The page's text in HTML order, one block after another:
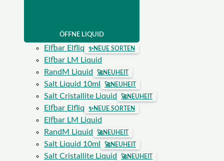
ÖFFNE LIQUID
Elfbar Elfliq ✨NEUE SORTEN
Elfbar LM Liquid
RandM Liquid
🚀NEUHEIT
Salt Liquid 10ml 🚀NEUHEIT
Salt Cristallite Liquid 🚀NEUHEIT
Elfbar Elfliq ✨NEUE SORTEN
Elfbar LM Liquid
RandM Liquid
🚀NEUHEIT
Salt Liquid 10ml 🚀NEUHEIT
Salt Cristallite Liquid 🚀NEUHEIT